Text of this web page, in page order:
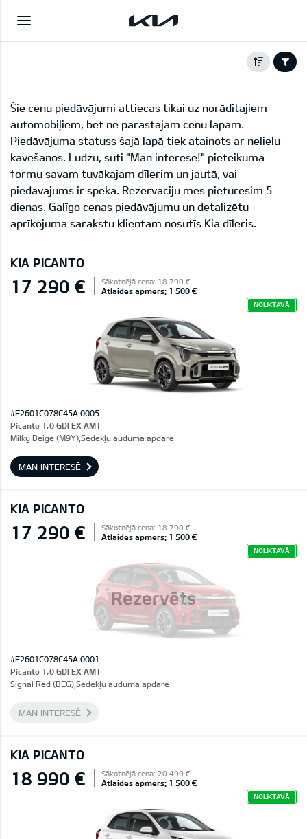
Šie cenu piedāvājumi attiecas tikai uz norādītajiem
automobiļiem, bet ne parastajām cenu lapām.
Piedāvājuma statuss šajā lapā tiek atainots ar nelielu
kavēšanos. Lūdzu, sūti "Man interesē!" pieteikuma
formu savam tuvākajam dīlerim un jautā, vai
piedāvājums ir spēkā. Rezervāciju mēs pieturēsim 5
dienas. Galīgo cenas piedāvājumu un detalizētu
aprīkojuma sarakstu klientam nosūtīs Kia dīleris.
KIA PICANTO
17 290 € Sākotnējā cena: 18 790 €
Atlaides apmērs: 1 500 €
NOLIKTAVĀ
#E2601C078C45A 0005
Picanto 1,0 GDI EX AMT
Milky Beige (M9Y),Sēdekļu auduma apdare
MAN INTERESĒ
KIA PICANTO
Rezervēts
17 290 € Sākotnējā cena: 18 790 €
Atlaides apmērs: 1 500 €
NOLIKTAVĀ
#E2601C078C45A 0001
Picanto 1,0 GDI EX AMT
Signal Red (BEG),Sēdekļu auduma apdare
MAN INTERESĒ
KIA PICANTO
18 990 € Sākotnējā cena: 20 490 €
Atlaides apmērs: 1 500 €
NOLIKTAVĀ